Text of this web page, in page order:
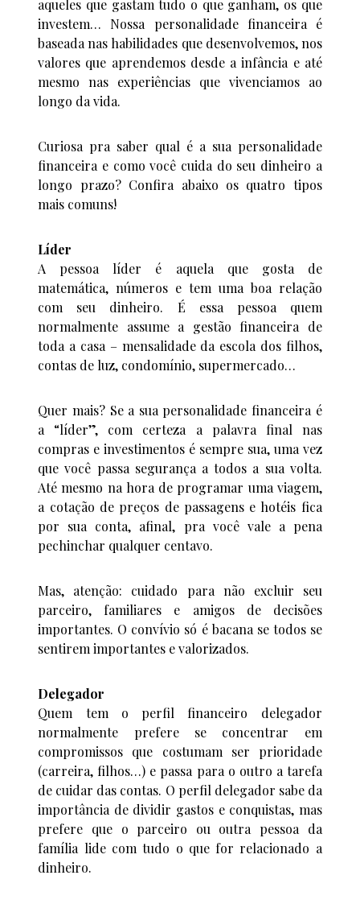
aqueles que gastam tudo o que ganham, os que
investem… Nossa personalidade financeira é
baseada nas habilidades que desenvolvemos, nos
valores que aprendemos desde a infância e até
mesmo nas experiências que vivenciamos ao
longo da vida.
Curiosa pra saber qual é a sua personalidade
financeira e como você cuida do seu dinheiro a
longo prazo? Confira abaixo os quatro tipos
mais comuns!
Líder
A pessoa líder é aquela que gosta de
matemática, números e tem uma boa relação
com seu dinheiro. É essa pessoa quem
normalmente assume a gestão financeira de
toda a casa – mensalidade da escola dos filhos,
contas de luz, condomínio, supermercado…
Quer mais? Se a sua personalidade financeira é
a “líder”, com certeza a palavra final nas
compras e investimentos é sempre sua, uma vez
que você passa segurança a todos a sua volta.
Até mesmo na hora de programar uma viagem,
a cotação de preços de passagens e hotéis fica
por sua conta, afinal, pra você vale a pena
pechinchar qualquer centavo.
Mas, atenção: cuidado para não excluir seu
parceiro, familiares e amigos de decisões
importantes. O convívio só é bacana se todos se
sentirem importantes e valorizados.
Delegador
Quem tem o perfil financeiro delegador
normalmente prefere se concentrar em
compromissos que costumam ser prioridade
(carreira, filhos…) e passa para o outro a tarefa
de cuidar das contas. O perfil delegador sabe da
importância de dividir gastos e conquistas, mas
prefere que o parceiro ou outra pessoa da
família lide com tudo o que for relacionado a
dinheiro.